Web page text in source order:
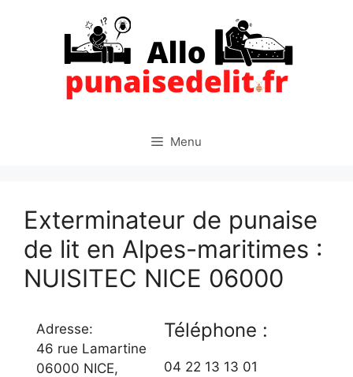
Menu
Exterminateur de punaise
de lit en Alpes-maritimes :
NUISITEC NICE 06000
Adresse:
46 rue Lamartine
06000 NICE,
Téléphone :
04 22 13 13 01